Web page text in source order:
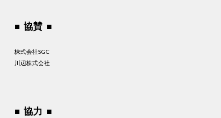
■ 協賛 ■
株式会社SGC
川辺株式会社
■ 協力 ■